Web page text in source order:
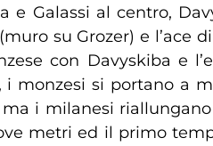
e Galassi al centro,
su Grozer) e
con Davyskiba e
i monzesi si portano a
i milanesi
metri ed il primo